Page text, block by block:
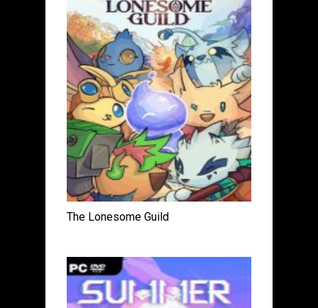
The Lonesome Guild